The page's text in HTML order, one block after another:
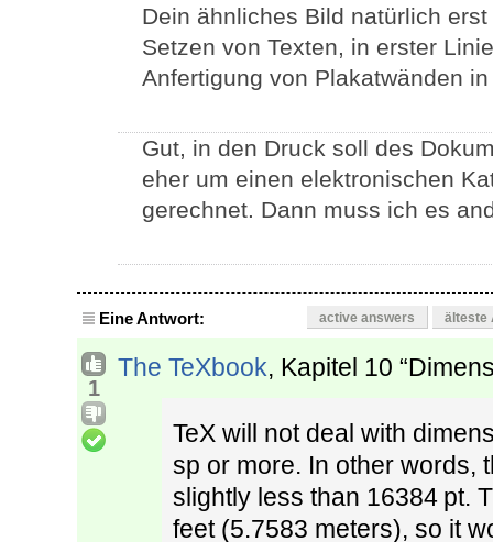
Dein ähnliches Bild natürlich
Setzen von Texten, in erster
Anfertigung von Plakatwänden
Gut, in den Druck soll des
eher um einen elektronischen
gerechnet. Dann muss ich es
Eine Antwort: active answers älteste
1
The TeXbook, Kapitel 10
TeX will not deal with
sp or more. In other words,
slightly less than 16384 pt.
feet (5.7583 meters), so it